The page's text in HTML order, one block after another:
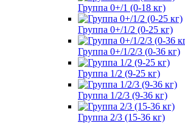
Группа 0+/1 (0-18 кг)
Группа 0+/1/2 (0-25 кг)
Группа 0+/1/2/3 (0-36 кг)
Группа 1/2 (9-25 кг)
Группа 1/2/3 (9-36 кг)
Группа 2/3 (15-36 кг)